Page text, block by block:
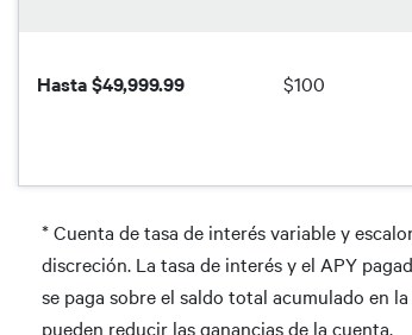
Hasta $49,999.99 $100
* Cuenta de tasa de interés variable y
discreción. La tasa de interés y el APY
se paga sobre el saldo total acumulado en
pueden reducir las ganancias de la cuenta.